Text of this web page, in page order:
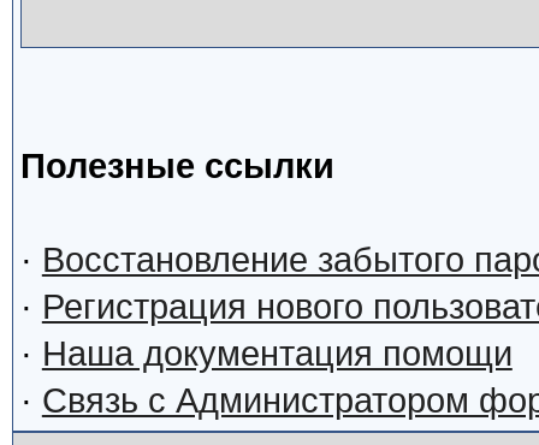
Полезные ссылки
· Восстановление забытого
· Регистрация нового
· Наша документация помощи
· Связь с Администратором